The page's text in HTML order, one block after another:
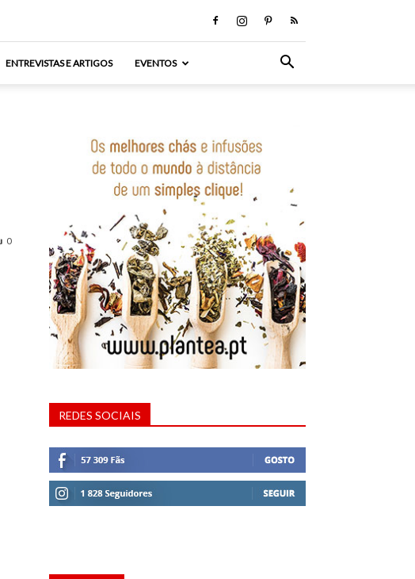
ENTREVISTAS E ARTIGOS EVENTOS
0
REDES SOCIAIS